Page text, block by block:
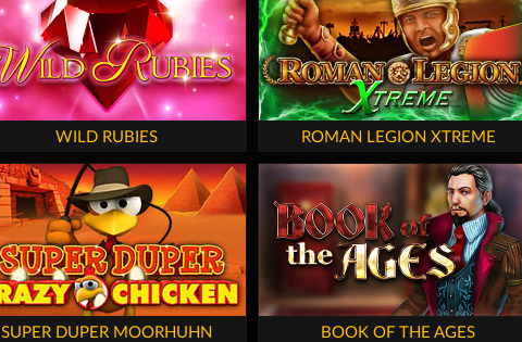
WILD RUBIES ROMAN LEGION XTREME
SUPER DUPER MOORHUHN BOOK OF THE AGES